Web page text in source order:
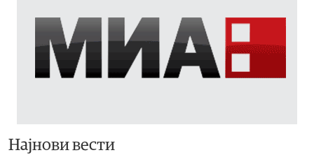
Најнови вести